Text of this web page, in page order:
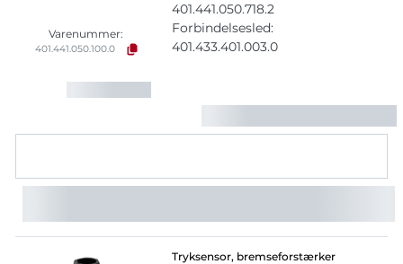
Varenummer:
401.441.050.100.0
401.441.050.718.2
Forbindelsesled:
401.433.401.003.0
Tryksensor, bremseforstærker